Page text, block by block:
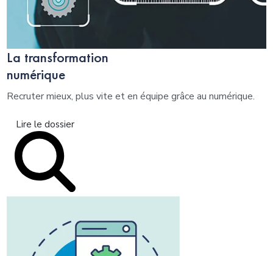
La transformation
numérique
Recruter mieux, plus vite et en équipe grâce au numérique.
Lire le dossier